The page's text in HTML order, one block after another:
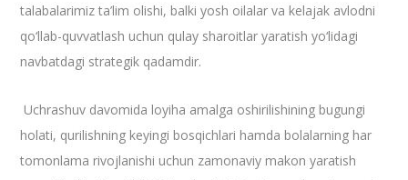
talabalarimiz ta’lim olishi, balki yosh oilalar va kelajak avlodni
qo‘llab-quvvatlash uchun qulay sharoitlar yaratish yo‘lidagi
navbatdagi strategik qadamdir.
​ Uchrashuv davomida loyiha amalga oshirilishining bugungi
holati, qurilishning keyingi bosqichlari hamda bolalarning har
tomonlama rivojlanishi uchun zamonaviy makon yaratish